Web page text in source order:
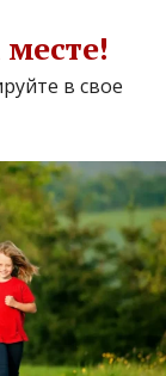
в свое